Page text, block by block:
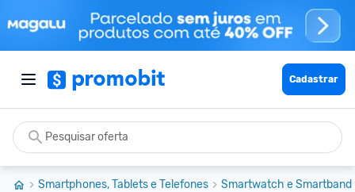
Cadastrar
Smartphones, Tablets e Telefones Smartwatch e Smartband